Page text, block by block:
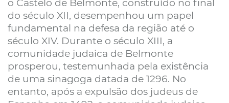
o Castelo de Belmonte, construído no final
do século XII, desempenhou um papel
fundamental na defesa da região até o
século XIV. Durante o século XIII, a
comunidade judaica de Belmonte
prosperou, testemunhada pela existência
de uma sinagoga datada de 1296. No
entanto, após a expulsão dos judeus de